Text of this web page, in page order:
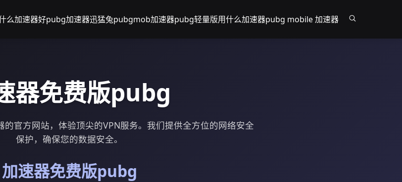
么加速器好pubg加速器迅猛兔pubgmob加速器pubg轻量版用什么加速器pubg mobile 加速器
器免费版pubg
官方网站，体验顶尖的VPN服务。我们提供全方位的网络安全
保护，确保您的数据安全。
加速器免费版pubg